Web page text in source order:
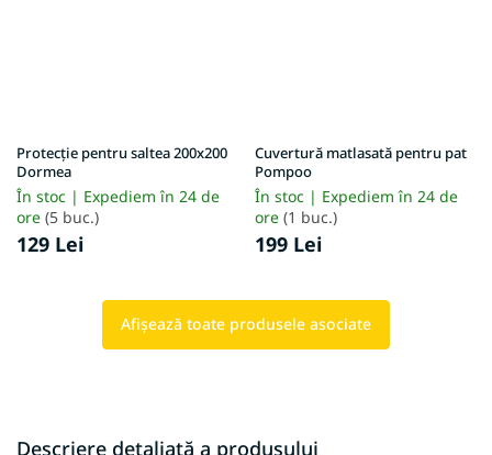
Protecție pentru saltea 200x200
Dormea
În stoc | Expediem în 24 de
ore (5 buc.)
129 Lei
Cuvertură matlasată pentru pat
Pompoo
În stoc | Expediem în 24 de
ore (1 buc.)
199 Lei
Afişează toate produsele asociate
Descriere detaliată a produsului